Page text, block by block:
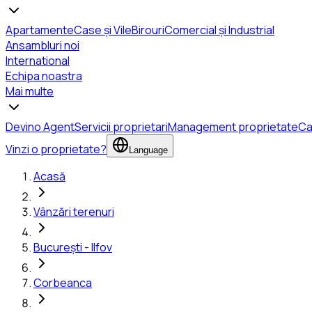
ApartamenteCase și VileBirouriComercial și Industrial
Ansambluri noi
International
Echipa noastra
Mai multe
Devino AgentServicii proprietariManagement proprietate
Vinzi o proprietate?
Language
Acasă
Vânzări terenuri
București - Ilfov
Corbeanca